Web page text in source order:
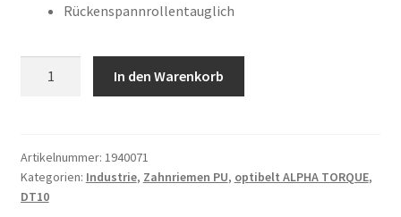
Rückenspannrollentauglich
Menge
In den Warenkorb
Artikelnummer: 1940071
Kategorien: Industrie, Zahnriemen PU, optibelt ALPHA TORQUE,
DT10